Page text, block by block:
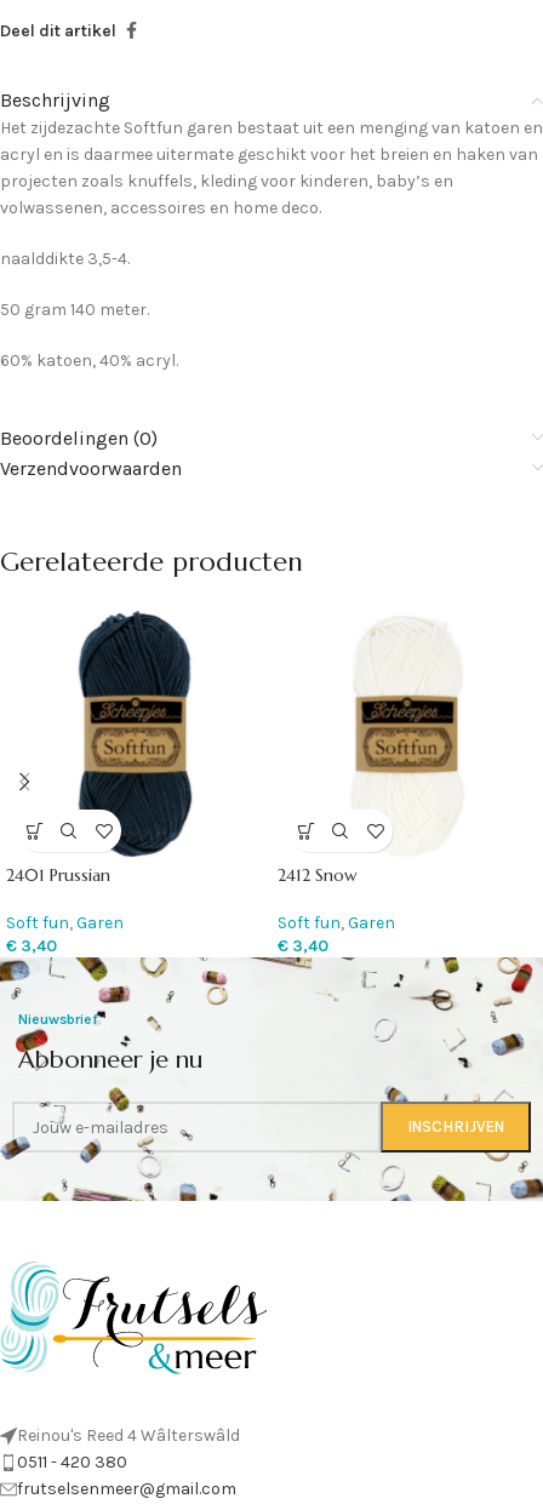
Deel dit artikel
Beschrijving
Het zijdezachte Softfun garen bestaat uit een menging van katoen en
acryl en is daarmee uitermate geschikt voor het breien en haken van
projecten zoals knuffels, kleding voor kinderen, baby’s en
volwassenen, accessoires en home deco.
naalddikte 3,5-4.
50 gram 140 meter.
60% katoen, 40% acryl.
Beoordelingen (0)
Verzendvoorwaarden
Gerelateerde producten
2401 Prussian
Soft fun,Garen
€ 3,40
2412 Snow
Soft fun,Garen
€ 3,40
Nieuwsbrief
Abbonneer je nu
Reinou's Reed 4 Wâlterswâld
0511 - 420 380
frutselsenmeer@gmail.com